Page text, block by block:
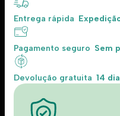
Entrega rápida
Pagamento seguro Sem
Devolução gratuita 14